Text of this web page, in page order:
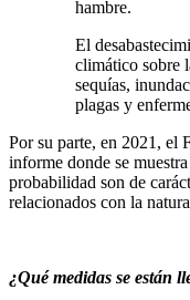
hambre.
El
climático sobre
sequías,
plagas y
Por su parte, en 2021, el
informe donde se
probabilidad son de
relacionados con la
¿Qué medidas se están